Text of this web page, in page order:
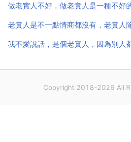
Copyright 2018-2026 All